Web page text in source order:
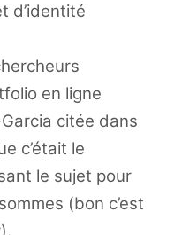
d’identité
en ligne
citée dans
c’était le
le sujet pour
(bon c’est